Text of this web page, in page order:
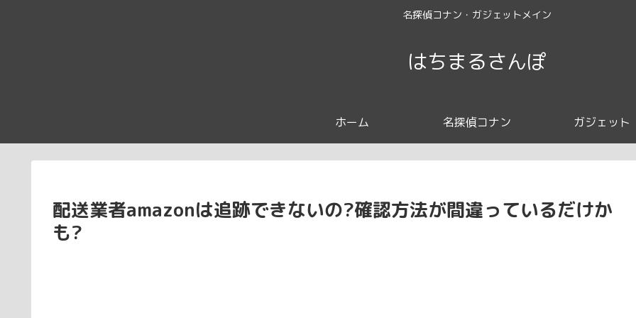
名探偵コナン・ガジェットメイン
はちまるさんぽ
ホーム 名探偵コナン ガジェット
配送業者amazonは追跡できないの?確認方法が間違っているだけか
も?